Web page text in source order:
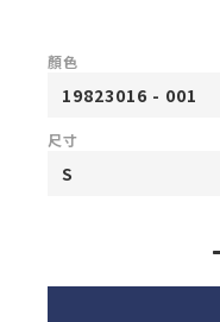
顏色
尺寸